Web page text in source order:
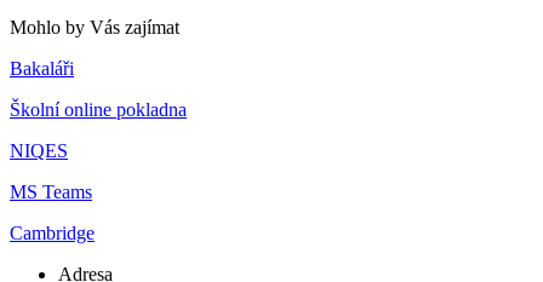
Mohlo by Vás zajímat
Bakaláři
Školní online pokladna
NIQES
MS Teams
Cambridge
Adresa